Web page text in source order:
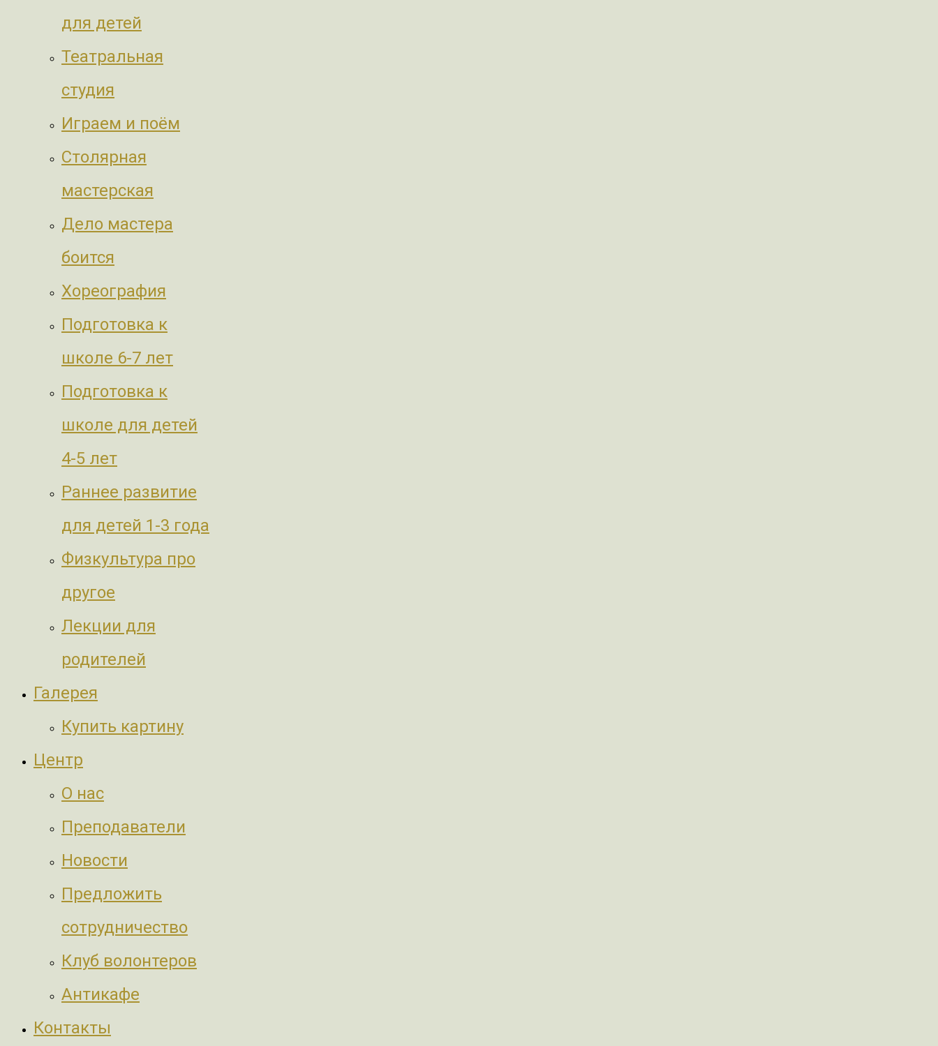
для детей
Театральная
студия
Играем и поём
Столярная
мастерская
Дело мастера
боится
Хореография
Подготовка к
школе 6-7 лет
Подготовка к
школе для детей
4-5 лет
Раннее развитие
для детей 1-3 года
Физкультура про
другое
Лекции для
родителей
Галерея
Купить картину
Центр
О нас
Преподаватели
Новости
Предложить
сотрудничество
Клуб волонтеров
Антикафе
Контакты